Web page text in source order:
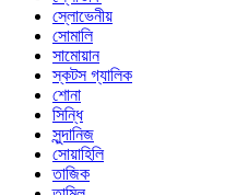
স্লোভেনীয়
সোমালি
সামোয়ান
স্কটস গ্যালিক
শোনা
সিন্ধি
সুন্দানিজ
সোয়াহিলি
তাজিক